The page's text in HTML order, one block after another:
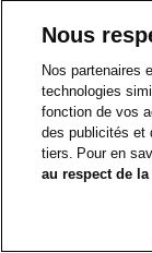
Nous
Nos partenaires
technologies
fonction de vos
des publicités et
tiers. Pour en
au respect de